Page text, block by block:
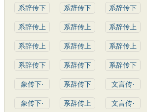
系辞传下 系辞传下 系辞传下
系辞传上 系辞传上 系辞传上
系辞传上 系辞传上 系辞传上
系辞传下 系辞传下 系辞传下
象传下· 系辞传下 文言传·
象传下· 系辞传上 文言传·